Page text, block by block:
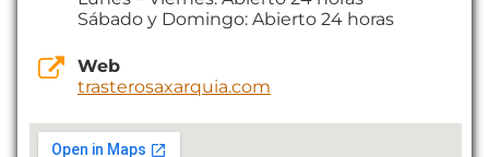
Sábado y Domingo: Abierto 24 horas
Web
trasterosaxarquia.com